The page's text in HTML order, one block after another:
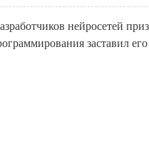
нейросетей
заставил